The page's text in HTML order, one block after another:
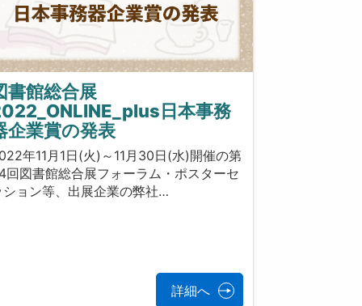
書館総合展
日本事務
企業賞の発表
年11月1日(火)～11月30日(水)開催の第
回図書館総合展フォーラム・ポスターセ
ション等、出展企業の弊社…
詳細へ